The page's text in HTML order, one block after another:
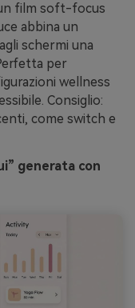
film soft-focus
abbina un
schermi una
per
wellness
Consiglio:
come switch e
generata con